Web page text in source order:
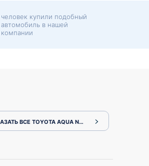
человек купили подобный
автомобиль в нашей
компании
ВСЕ TOYOTA AQUA NHP10